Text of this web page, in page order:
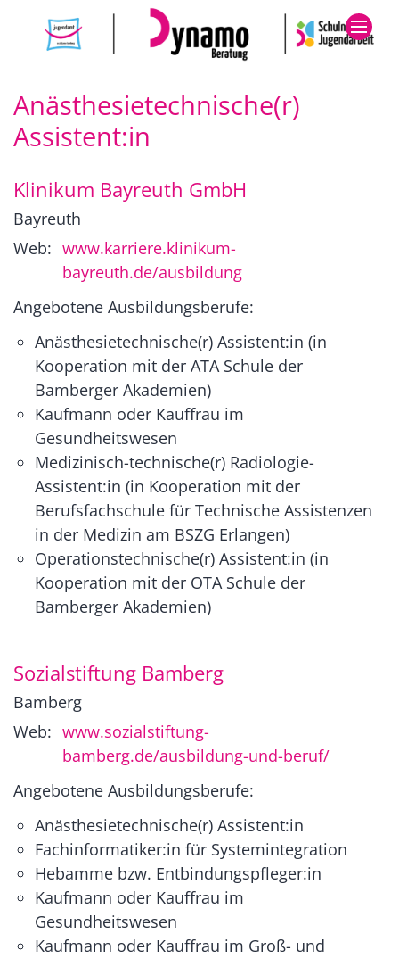
Zum Inhalt springen
Anästhesietechnische(r)
Assistent:in
Klinikum Bayreuth GmbH
Bayreuth
Web: www.karriere.klinikum-
bayreuth.de/ausbildung
Angebotene Ausbildungsberufe:
Anästhesietechnische(r) Assistent:in (in
Kooperation mit der ATA Schule der
Bamberger Akademien)
Kaufmann oder Kauffrau im
Gesundheitswesen
Medizinisch-technische(r) Radiologie-
Assistent:in (in Kooperation mit der
Berufsfachschule für Technische Assistenzen
in der Medizin am BSZG Erlangen)
Operationstechnische(r) Assistent:in (in
Kooperation mit der OTA Schule der
Bamberger Akademien)
Sozialstiftung Bamberg
Bamberg
Web: www.sozialstiftung-
bamberg.de/ausbildung-und-beruf/
Angebotene Ausbildungsberufe:
Anästhesietechnische(r) Assistent:in
Fachinformatiker:in für Systemintegration
Hebamme bzw. Entbindungspfleger:in
Kaufmann oder Kauffrau im
Gesundheitswesen
Kaufmann oder Kauffrau im Groß- und